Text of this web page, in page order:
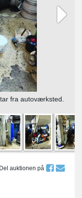
fra autoværksted.
Del auktionen på